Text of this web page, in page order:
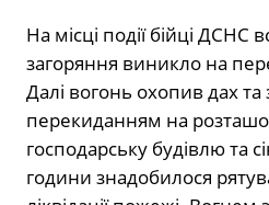
На місці події бійці ДСНС
загоряння виникло на
Далі вогонь охопив дах та
перекиданням на
господарську будівлю та
години знадобилося